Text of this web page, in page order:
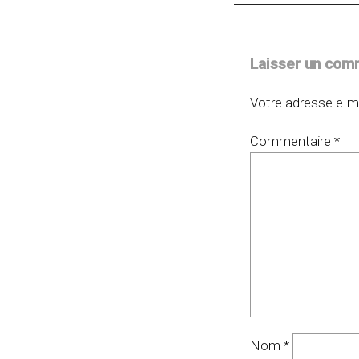
Laisser un
Votre adresse e-
Commentaire *
Nom *